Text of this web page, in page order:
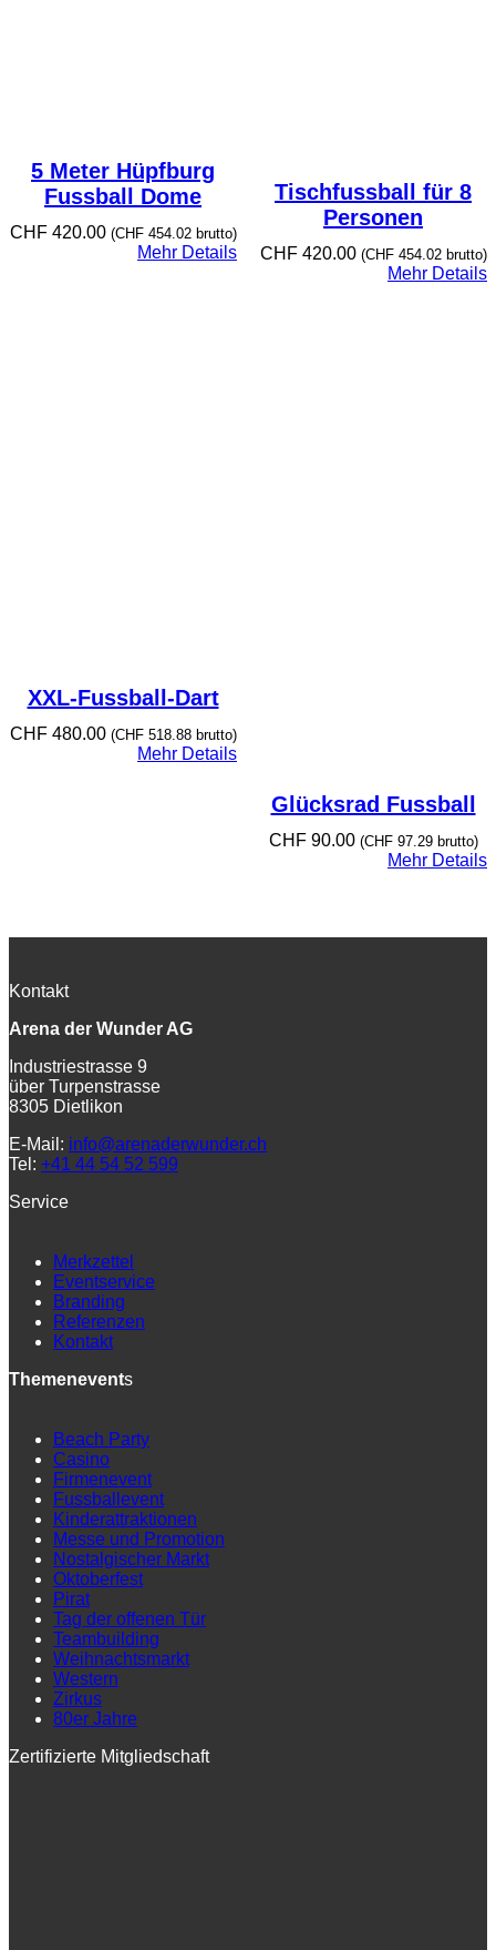
5 Meter Hüpfburg
Fussball Dome
CHF420.00 (CHF454.02brutto)
Mehr Details
Tischfussball für 8
Personen
CHF420.00 (CHF454.02brutto)
Mehr Details
XXL-Fussball-Dart
CHF480.00 (CHF518.88brutto)
Mehr Details
Glücksrad Fussball
CHF90.00 (CHF97.29brutto)
Mehr Details
Kontakt
Arena der Wunder AG
Industriestrasse 9
über Turpenstrasse
8305 Dietlikon
E-Mail: info@arenaderwunder.ch
Tel: +41 44 54 52 599
Service
Merkzettel
Eventservice
Branding
Referenzen
Kontakt
Themenevents
Beach Party
Casino
Firmenevent
Fussballevent
Kinderattraktionen
Messe und Promotion
Nostalgischer Markt
Oktoberfest
Pirat
Tag der offenen Tür
Teambuilding
Weihnachtsmarkt
Western
Zirkus
80er Jahre
Zertifizierte Mitgliedschaft